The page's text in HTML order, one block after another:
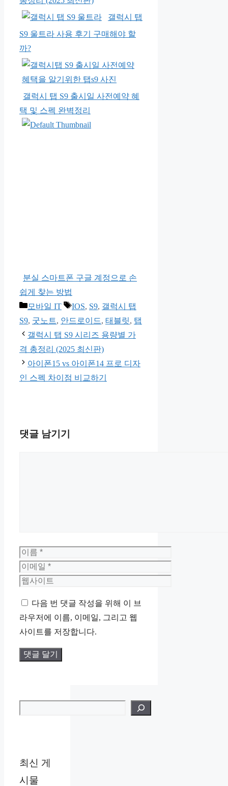
갤럭시 탭
S9 울트라 사용 후기 구매해야 할
까?
갤럭시 탭 S9 출시일 사전예약 혜
택 및 스펙 완벽정리
분실 스마트폰 구글 계정으로 손
쉽게 찾는 방법
카
테
고
리
모바일 IT
태
그
IOS, S9, 갤럭시 탭
S9, 굿노트, 안드로이드, 태블릿, 탭
갤럭시 탭 S9 시리즈 용량별 가
격 총정리 (2025 최신판)
아이폰15 vs 아이폰14 프로 디자
인 스펙 차이점 비교하기
댓글 남기기
이
름
이
메
웹
이
트
다음 번 댓글 작성을 위해 이 브
라우저에 이름, 이메일, 그리고 웹
사이트를 저장합니다.
최신 게
시물